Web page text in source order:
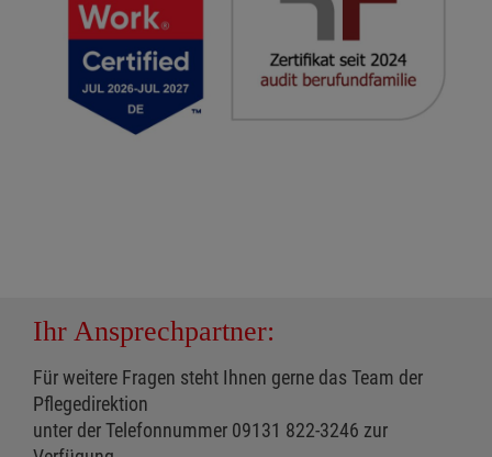
Ihr Ansprechpartner:
Für weitere Fragen steht Ihnen gerne das Team der
Pflegedirektion
unter der Telefonnummer 09131 822-3246 zur